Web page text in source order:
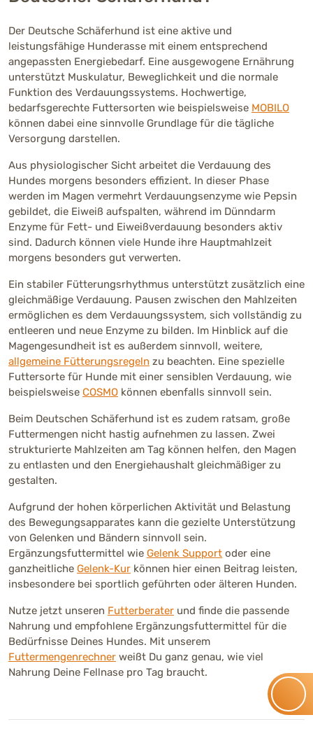
Der Deutsche Schäferhund ist eine aktive und
leistungsfähige Hunderasse mit einem entsprechend
angepassten Energiebedarf. Eine ausgewogene Ernährung
unterstützt Muskulatur, Beweglichkeit und die normale
Funktion des Verdauungssystems. Hochwertige,
bedarfsgerechte Futtersorten wie beispielsweise MOBILO
können dabei eine sinnvolle Grundlage für die tägliche
Versorgung darstellen.
Aus physiologischer Sicht arbeitet die Verdauung des
Hundes morgens besonders effizient. In dieser Phase
werden im Magen vermehrt Verdauungsenzyme wie Pepsin
gebildet, die Eiweiß aufspalten, während im Dünndarm
Enzyme für Fett- und Eiweißverdauung besonders aktiv
sind. Dadurch können viele Hunde ihre Hauptmahlzeit
morgens besonders gut verwerten.
Ein stabiler Fütterungsrhythmus unterstützt zusätzlich eine
gleichmäßige Verdauung. Pausen zwischen den Mahlzeiten
ermöglichen es dem Verdauungssystem, sich vollständig zu
entleeren und neue Enzyme zu bilden. Im Hinblick auf die
Magengesundheit ist es außerdem sinnvoll, weitere,
allgemeine Fütterungsregeln zu beachten. Eine spezielle
Futtersorte für Hunde mit einer sensiblen Verdauung, wie
beispielsweise COSMO können ebenfalls sinnvoll sein.
Beim Deutschen Schäferhund ist es zudem ratsam, große
Futtermengen nicht hastig aufnehmen zu lassen. Zwei
strukturierte Mahlzeiten am Tag können helfen, den Magen
zu entlasten und den Energiehaushalt gleichmäßiger zu
gestalten.
Aufgrund der hohen körperlichen Aktivität und Belastung
des Bewegungsapparates kann die gezielte Unterstützung
von Gelenken und Bändern sinnvoll sein.
Ergänzungsfuttermittel wie Gelenk Support oder eine
ganzheitliche Gelenk-Kur können hier einen Beitrag leisten,
insbesondere bei sportlich geführten oder älteren Hunden.
Nutze jetzt unseren Futterberater und finde die passende
Nahrung und empfohlene Ergänzungsfuttermittel für die
Bedürfnisse Deines Hundes. Mit unserem
Futtermengenrechner weißt Du ganz genau, wie viel
Nahrung Deine Fellnase pro Tag braucht.